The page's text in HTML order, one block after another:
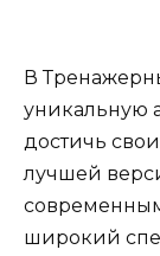
В
уникальную
достичь
лучшей
широкий